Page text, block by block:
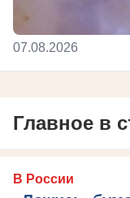
07.08.2026
Главное в
В России